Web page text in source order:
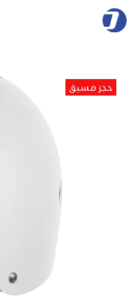
حجز مسبق